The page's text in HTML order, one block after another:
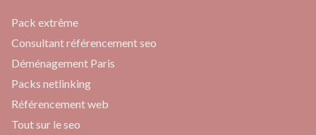
Pack extrême
Consultant référencement seo
Déménagement Paris
Packs netlinking
Référencement web
Tout sur le seo